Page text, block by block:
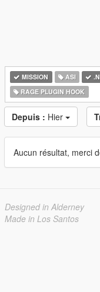
MISSION ASI
RAGE PLUGIN HOOK
Depuis : Hier
Aucun résultat, merci
Designed in Alderney
Made in Los Santos